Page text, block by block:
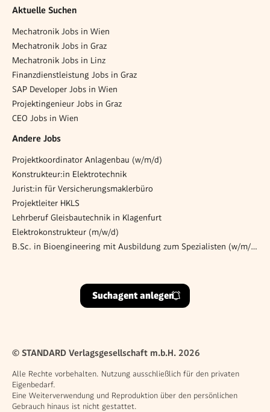
Aktuelle Suchen
Mechatronik Jobs in Wien
Mechatronik Jobs in Graz
Mechatronik Jobs in Linz
Finanzdienstleistung Jobs in Graz
SAP Developer Jobs in Wien
Projektingenieur Jobs in Graz
CEO Jobs in Wien
Andere Jobs
Projektkoordinator Anlagenbau (w/m/d)
Konstrukteur:in Elektrotechnik
Jurist:in für Versicherungsmaklerbüro
Projektleiter HKLS
Lehrberuf Gleisbautechnik in Klagenfurt
Elektrokonstrukteur (m/w/d)
B.Sc. in Bioengineering mit Ausbildung zum Spezialisten (w/m/d) in Automatisierungstechnik
Suchagent anlegen
© STANDARD Verlagsgesellschaft m.b.H. 2026
Alle Rechte vorbehalten. Nutzung ausschließlich für den privaten
Eigenbedarf.
Eine Weiterverwendung und Reproduktion über den persönlichen
Gebrauch hinaus ist nicht gestattet.